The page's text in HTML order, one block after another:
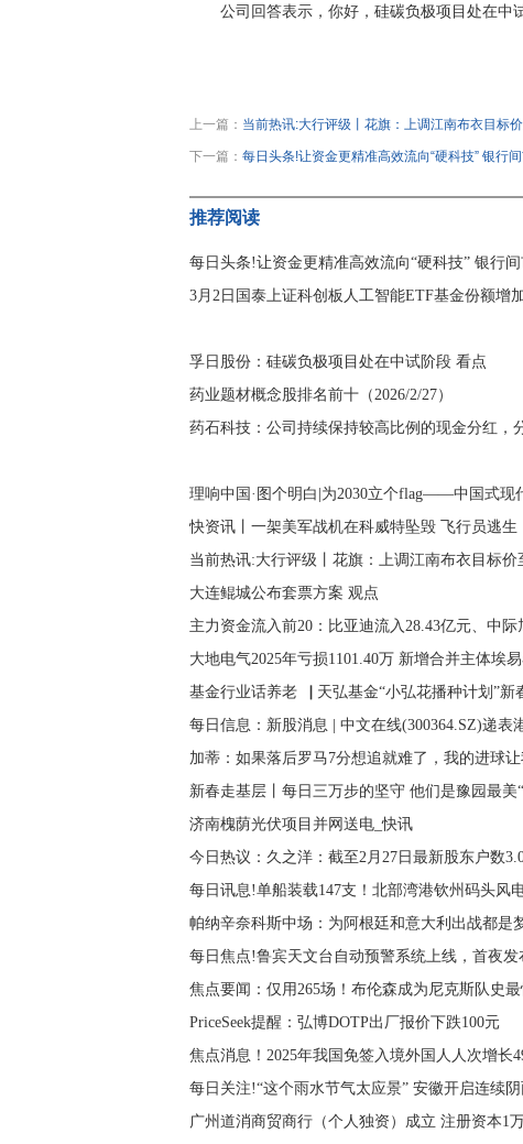
公司回答表示，你好，硅碳负极项目处在中
上一篇： 当前热讯:大行评级丨花旗：上调江南布衣目标
下一篇： 每日头条!让资金更精准高效流向“硬科技” 银行
推荐阅读
每日头条!让资金更精准高效流向“硬科技” 银行
3月2日国泰上证科创板人工智能ETF基金份额增
孚日股份：硅碳负极项目处在中试阶段 看点
药业题材概念股排名前十（2026/2/27）
药石科技：公司持续保持较高比例的现金分红，
理响中国·图个明白|为2030立个flag——中国式现
快资讯丨一架美军战机在科威特坠毁 飞行员逃生
当前热讯:大行评级丨花旗：上调江南布衣目标价
大连鲲城公布套票方案 观点
主力资金流入前20：比亚迪流入28.43亿元、中
大地电气2025年亏损1101.40万 新增合并主体埃
基金行业话养老▕ 天弘基金“小弘花播种计划”新
每日信息：新股消息 | 中文在线(300364.SZ)递表
加蒂：如果落后罗马7分想追就难了，我的进球
新春走基层丨每日三万步的坚守 他们是豫园最美
济南槐荫光伏项目并网送电_快讯
今日热议：久之洋：截至2月27日最新股东户数
每日讯息!单船装载147支！北部湾港钦州码头风
帕纳辛奈科斯中场：为阿根廷和意大利出战都是
每日焦点!鲁宾天文台自动预警系统上线，首夜发
焦点要闻：仅用265场！布伦森成为尼克斯队史
PriceSeek提醒：弘博DOTP出厂报价下跌100元
焦点消息！2025年我国免签入境外国人人次增长
每日关注!“这个雨水节气太应景” 安徽开启连续
广州道消商贸商行（个人独资）成立 注册资本1